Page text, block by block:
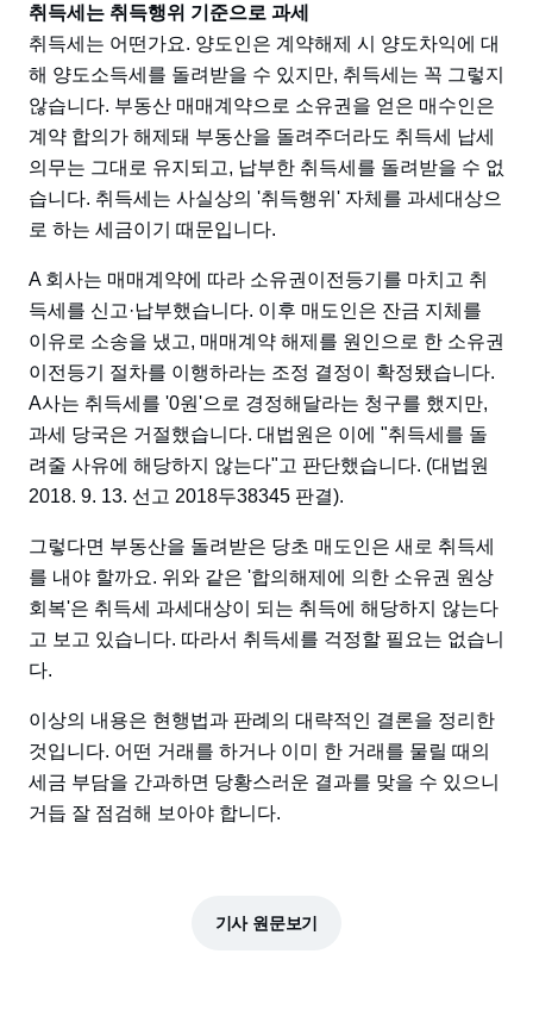
취득세는 취득행위 기준으로 과세
취득세는 어떤가요. 양도인은 계약해제 시 양도차익에 대
해 양도소득세를 돌려받을 수 있지만, 취득세는 꼭 그렇지
않습니다. 부동산 매매계약으로 소유권을 얻은 매수인은
계약 합의가 해제돼 부동산을 돌려주더라도 취득세 납세
의무는 그대로 유지되고, 납부한 취득세를 돌려받을 수 없
습니다. 취득세는 사실상의 '취득행위' 자체를 과세대상으
로 하는 세금이기 때문입니다.
A 회사는 매매계약에 따라 소유권이전등기를 마치고 취
득세를 신고·납부했습니다. 이후 매도인은 잔금 지체를
이유로 소송을 냈고, 매매계약 해제를 원인으로 한 소유권
이전등기 절차를 이행하라는 조정 결정이 확정됐습니다.
A사는 취득세를 '0원'으로 경정해달라는 청구를 했지만,
과세 당국은 거절했습니다. 대법원은 이에 "취득세를 돌
려줄 사유에 해당하지 않는다"고 판단했습니다. (대법원
2018. 9. 13. 선고 2018두38345 판결).
그렇다면 부동산을 돌려받은 당초 매도인은 새로 취득세
를 내야 할까요. 위와 같은 '합의해제에 의한 소유권 원상
회복'은 취득세 과세대상이 되는 취득에 해당하지 않는다
고 보고 있습니다. 따라서 취득세를 걱정할 필요는 없습니
다.
이상의 내용은 현행법과 판례의 대략적인 결론을 정리한
것입니다. 어떤 거래를 하거나 이미 한 거래를 물릴 때의
세금 부담을 간과하면 당황스러운 결과를 맞을 수 있으니
거듭 잘 점검해 보아야 합니다.
기사 원문보기